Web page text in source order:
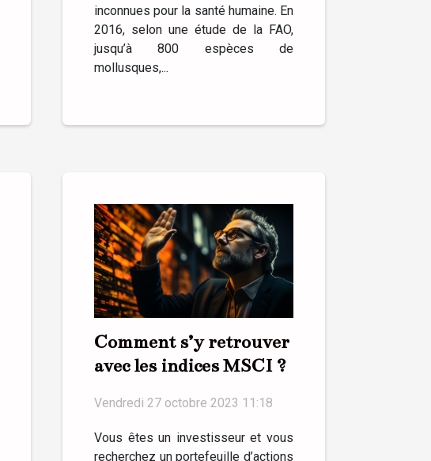
inconnues pour la santé humaine. En
2016, selon une étude de la FAO,
jusqu’à 800 espèces de
mollusques,...
Comment s’y retrouver
avec les indices MSCI ?
Vendredi 27 octobre 2023 11:18
Vous êtes un investisseur et vous
recherchez un portefeuille d’actions